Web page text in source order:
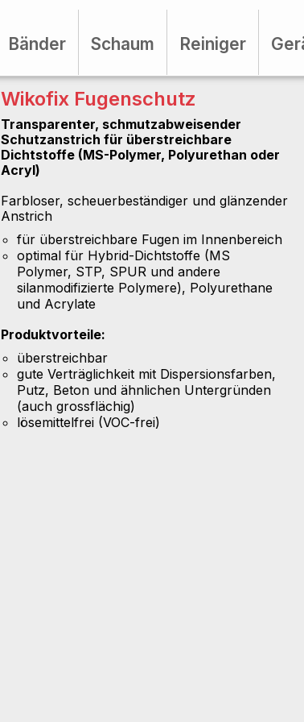
Bänder Schaum Reiniger
Wikofix Fugenschutz
Transparenter, schmutzabweisender
Schutzanstrich für überstreichbare
Dichtstoffe (MS-Polymer, Polyurethan oder
Acryl)
Farbloser, scheuerbeständiger und glänzender
Anstrich
für überstreichbare Fugen im Innenbereich
optimal für Hybrid-Dichtstoffe (MS
Polymer, STP, SPUR und andere
silanmodifizierte Polymere), Polyurethane
und Acrylate
Produktvorteile:
überstreichbar
gute Verträglichkeit mit Dispersionsfarben,
Putz, Beton und ähnlichen Untergründen
(auch grossflächig)
lösemittelfrei (VOC-frei)